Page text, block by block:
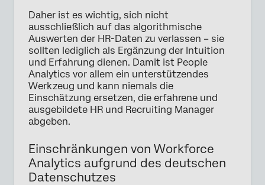
Daher ist es wichtig, sich nicht
ausschließlich auf das algorithmische
Auswerten der HR-Daten zu verlassen – sie
sollten lediglich als Ergänzung der Intuition
und Erfahrung dienen. Damit ist People
Analytics vor allem ein unterstützendes
Werkzeug und kann niemals die
Einschätzung ersetzen, die erfahrene und
ausgebildete HR und Recruiting Manager
abgeben.
Einschränkungen von Workforce
Analytics aufgrund des deutschen
Datenschutzes